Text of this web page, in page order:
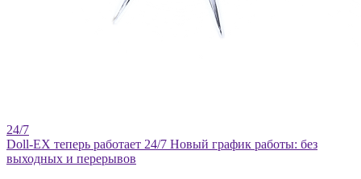
Doll-EX теперь работает 24/7 Новый график работы: без
выходных и перерывов